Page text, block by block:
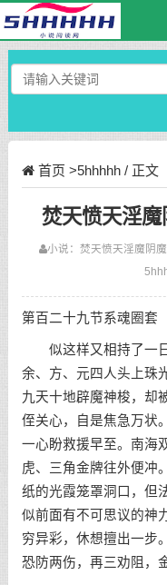
首页 >5hhhhh/ 正文
焚天愤天淫
小说： 焚天愤天淫魔阴
第百二十九节系魂圈套
似这样又相持了一日
余、方、元四人头上珠
九天十地辟魔神梭，却
侄关心，自是焦急万状
一心盼救援早至。南海
虎、三角金牌往外便冲
纸的光霞笼罩洞口，但
似前面有不可思议的神
穷异彩，休想擅出一步
恐防两伤，再三劝阻，